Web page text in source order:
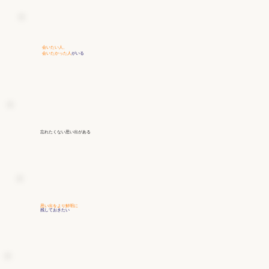
会いたい人、
会いたかった人がいる
思い出をより鮮明に
残しておきたい
忘れたくない思い出がある